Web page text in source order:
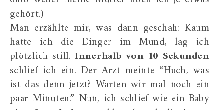
gehört.)
Man erzählte mir, was dann geschah: Kaum
hatte ich die Dinger im Mund, lag ich
plötzlich still.Innerhalb von 10 Sekunden
schlief ich ein. Der Arzt meinte “Huch, was
ist das denn jetzt? Warten wir mal noch ein
paar Minuten.” Nun, ich schlief wie ein Baby